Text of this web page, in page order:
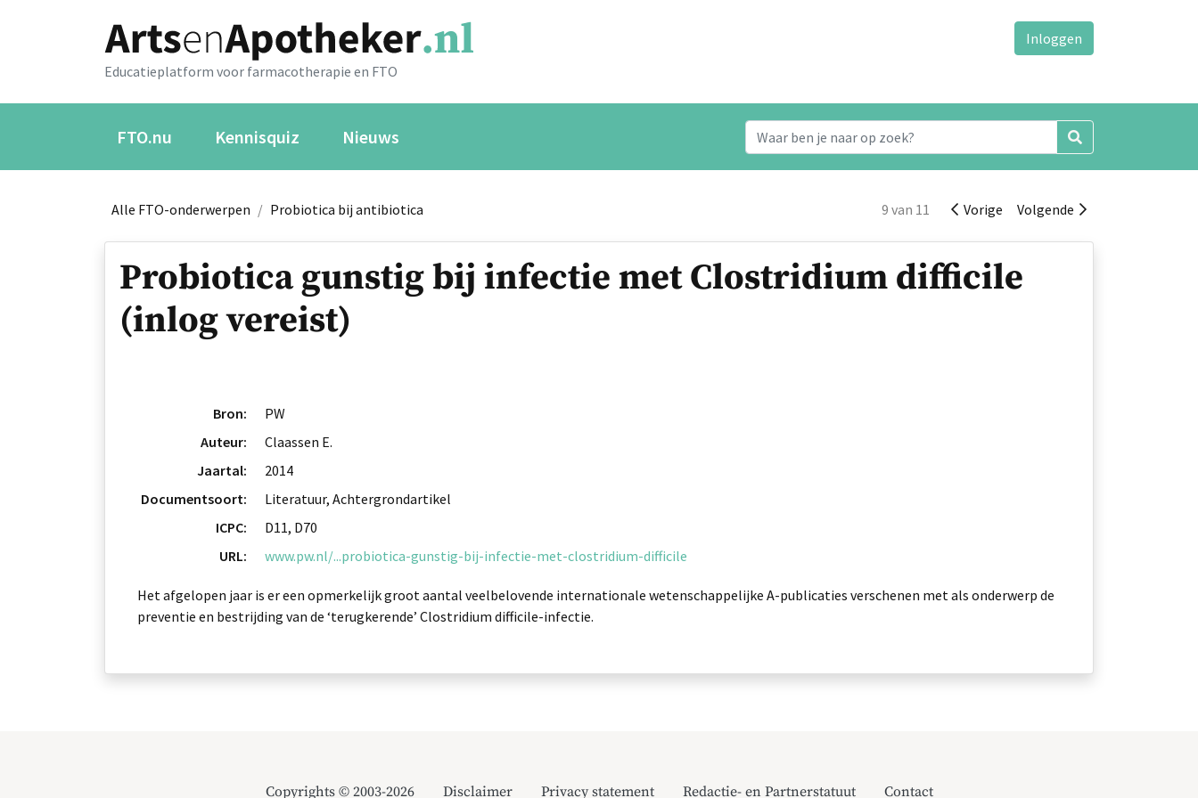
Educatieplatform voor farmacotherapie en FTO
Inloggen
FTO.nu Kennisquiz Nieuws
Alle FTO-onderwerpen / Probiotica bij antibiotica 9 van 11 Vorige Volgende
Probiotica gunstig bij infectie met Clostridium difficile
(inlog vereist)
Bron:
PW
Auteur:
Claassen E.
Jaartal:
2014
Documentsoort:
Literatuur, Achtergrondartikel
ICPC:
D11, D70
URL:
www.pw.nl/...probiotica-gunstig-bij-infectie-met-clostridium-difficile
Het afgelopen jaar is er een opmerkelijk groot aantal veelbelovende internationale wetenschappelijke A-publicaties verschenen met als onderwerp de
preventie en bestrijding van de ‘terugkerende’ Clostridium difficile-infectie.
Copyrights © 2003-2026 Disclaimer Privacy statement Redactie- en Partnerstatuut Contact